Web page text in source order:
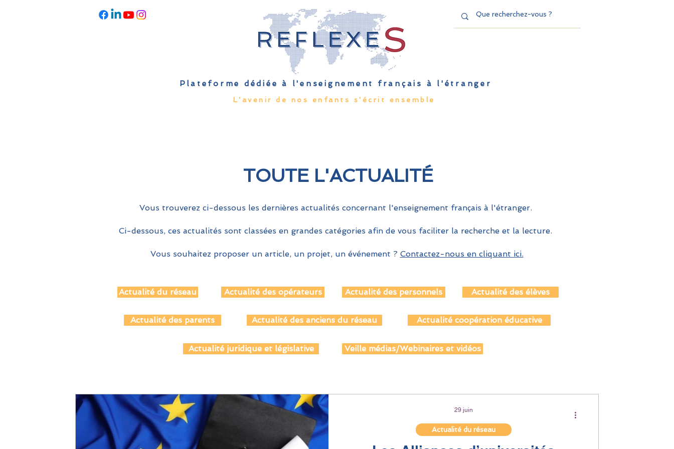
Plateforme dédiée à l'enseignement français à l'étranger
L'avenir de nos enfants s'écrit ensemble
TOUTE L'ACTUALITÉ
Vous trouverez ci-dessous les dernières actualités concernant l'enseignement français à l'étranger.
Ci-dessous, ces actualités sont classées en grandes catégories afin de vous faciliter la recherche et la lecture.
Vous souhaitez proposer un article, un projet, un événement ? Contactez-nous en cliquant ici.
Actualité du réseau
Actualité des parents
Actualité des opérateurs Actualité des personnels Actualité des élèves
Actualité des anciens du réseau Actualité coopération éducative
Actualité juridique et législative Veille médias/Webinaires et vidéos
Actualité du réseau
29 juin